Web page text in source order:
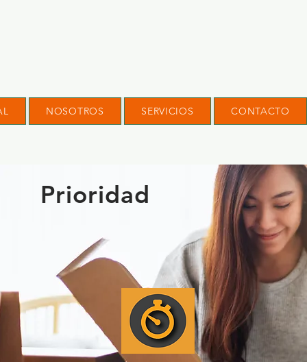
NOSOTROS SERVICIOS CONTACTO
Prioridad